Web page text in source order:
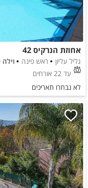
אחוזת הנרקיס 42
גליל עליון ראש פינה
וילה 9 חדרים
עד 22 אורחים
לא נבחרו תאריכים